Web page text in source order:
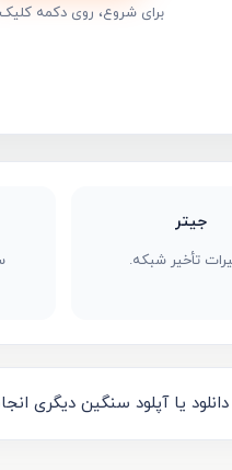
برای شروع، روی دکمه
جیتر
تأخیر شبکه.
یا آپلود سنگین دیگری